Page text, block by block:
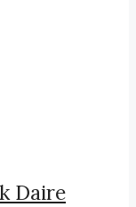
Daire